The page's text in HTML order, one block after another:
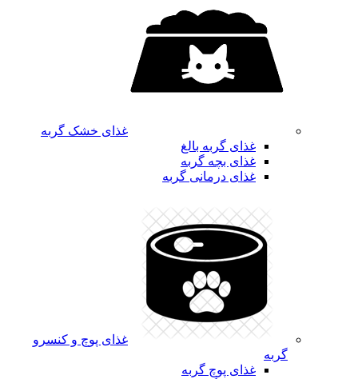
غذای خشک گربه
غذای گربه بالغ
غذای بچه گربه
غذای درمانی گربه
غذای پوچ و کنسرو
گربه
غذای پوچ گربه